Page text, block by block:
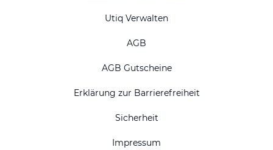
Utiq Verwalten
AGB
AGB Gutscheine
Erklärung zur Barrierefreiheit
Sicherheit
Impressum